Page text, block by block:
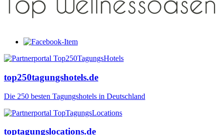
top250tagungshotels.de
Die 250 besten Tagungshotels in Deutschland
toptagungslocations.de